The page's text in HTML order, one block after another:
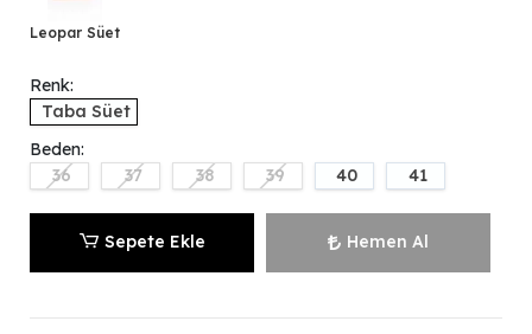
Leopar Süet
Renk:
Taba Süet
Beden:
36
37 38 39 40 41
Sepete Ekle Hemen Al